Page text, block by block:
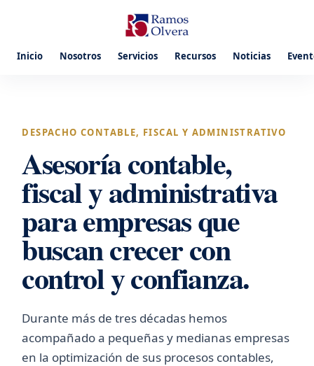
Inicio Nosotros Servicios Recursos Noticias
DESPACHO CONTABLE, FISCAL Y ADMINISTRATIVO
Asesoría contable,
fiscal y administrativa
para empresas que
buscan crecer con
control y confianza.
Durante más de tres décadas hemos
acompañado a pequeñas y medianas empresas
en la optimización de sus procesos contables,